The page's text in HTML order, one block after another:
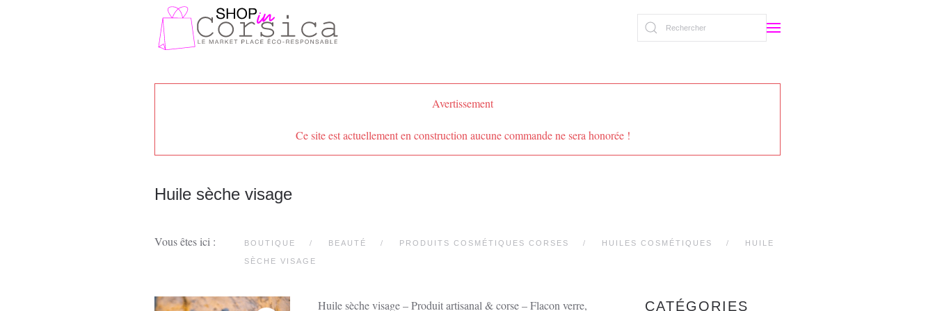
Avertissement
Ce site est actuellement en construction aucune commande ne sera honorée !
Huile sèche visage
Vous êtes ici : BOUTIQUE BEAUTÉ PRODUITS COSMÉTIQUES CORSES HUILES COSMÉTIQUES HUILE
SÈCHE VISAGE
Huile sèche visage – Produit artisanal & corse – Flacon verre, CATÉGORIES